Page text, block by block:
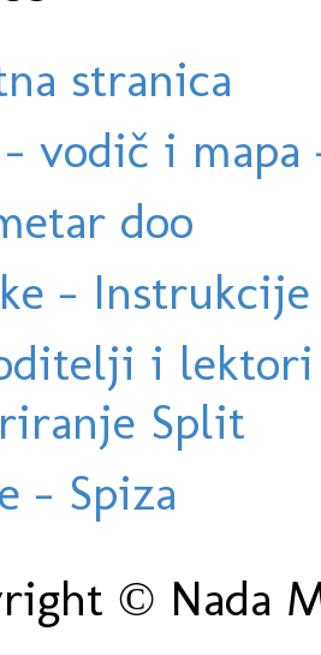
stranica
vodič i
doo
-
i
Split
- Spiza
© Nada